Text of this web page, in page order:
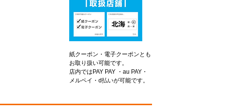
紙クーポン・電子クーポンとも
お取り扱い可能です。
店内ではPAY PAY ・au PAY・
メルペイ・d払いが可能です。